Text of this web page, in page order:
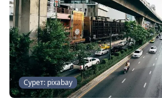
Сурет: pixabay